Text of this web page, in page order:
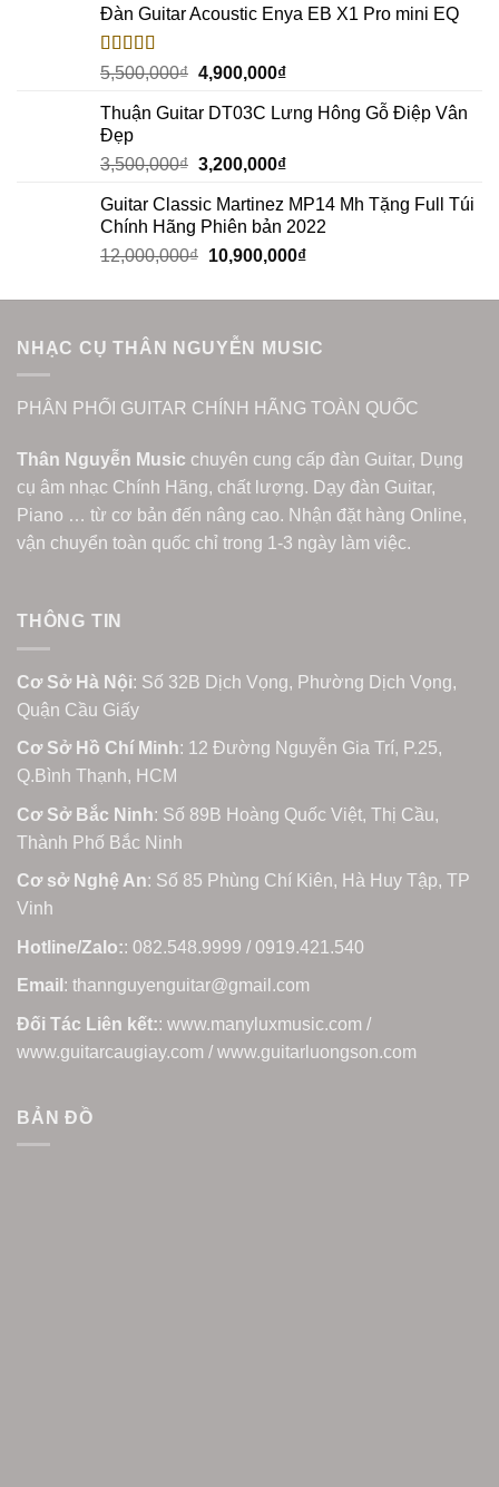
Đàn Guitar Acoustic Enya EB X1 Pro mini EQ
Rated5.00
out of 5
5,500,000₫ 4,900,000₫
Thuận Guitar DT03C Lưng Hông Gỗ Điệp Vân
Đẹp
3,500,000₫ 3,200,000₫
Guitar Classic Martinez MP14 Mh Tặng Full Túi
Chính Hãng Phiên bản 2022
12,000,000₫ 10,900,000₫
NHẠC CỤ THÂN NGUYỄN MUSIC
PHÂN PHỐI GUITAR CHÍNH HÃNG TOÀN QUỐC
Thân Nguyễn Music chuyên cung cấp đàn Guitar, Dụng
cụ âm nhạc Chính Hãng, chất lượng. Dạy đàn Guitar,
Piano … từ cơ bản đến nâng cao. Nhận đặt hàng Online,
vận chuyển toàn quốc chỉ trong 1-3 ngày làm việc.
THÔNG TIN
Cơ Sở Hà Nội: Số 32B Dịch Vọng, Phường Dịch Vọng,
Quận Cầu Giấy
Cơ Sở Hồ Chí Minh: 12 Đường Nguyễn Gia Trí, P.25,
Q.Bình Thạnh, HCM
Cơ Sở Bắc Ninh: Số 89B Hoàng Quốc Việt, Thị Cầu,
Thành Phố Bắc Ninh
Cơ sở Nghệ An: Số 85 Phùng Chí Kiên, Hà Huy Tập, TP
Vinh
Hotline/Zalo:: 082.548.9999 / 0919.421.540
Email : thannguyenguitar@gmail.com
Đối Tác Liên kết:: www.manyluxmusic.com /
www.guitarcaugiay.com / www.guitarluongson.com
BẢN ĐỒ